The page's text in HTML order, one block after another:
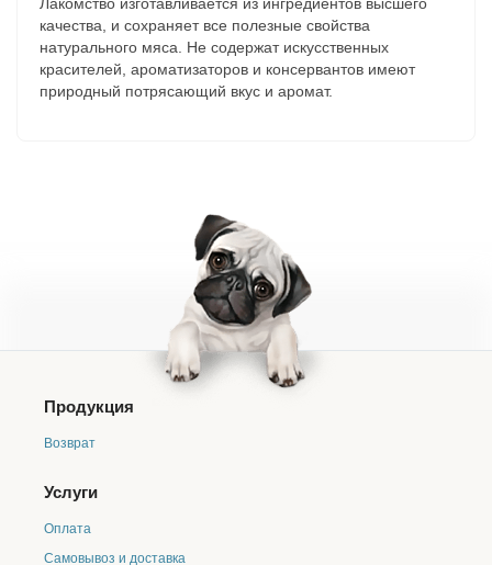
качества, и сохраняет все полезные свойства
натурального мяса. Не содержат искусственных
красителей, ароматизаторов и консервантов имеют
природный потрясающий вкус и аромат.
Продукция
Возврат
Услуги
Оплата
Самовывоз и доставка